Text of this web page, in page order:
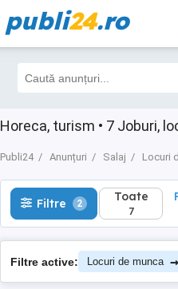
publi24.ro
Horeca, turism • 7 Joburi,
Publi24 Anunțuri Salaj Locuri
Filtre 2 Toate
7
Filtre 2 Toate
7
Filtre active: Locuri de munca →